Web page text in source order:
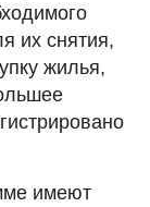
их снятия,
жилья,
имеют